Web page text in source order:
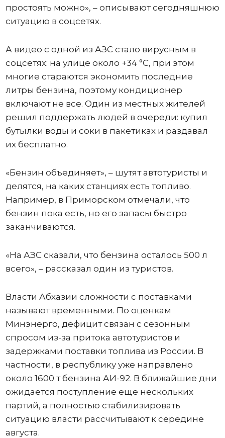
простоять можно», – описывают сегодняшнюю
ситуацию в соцсетях.
А видео с одной из АЗС стало вирусным в
соцсетях: на улице около +34 °C, при этом
многие стараются экономить последние
литры бензина, поэтому кондиционер
включают не все. Один из местных жителей
решил поддержать людей в очереди: купил
бутылки воды и соки в пакетиках и раздавал
их бесплатно.
«Бензин объединяет», – шутят автотуристы и
делятся, на каких станциях есть топливо.
Например, в Приморском отмечали, что
бензин пока есть, но его запасы быстро
заканчиваются.
«На АЗС сказали, что бензина осталось 500 л
всего», – рассказал один из туристов.
Власти Абхазии сложности с поставками
называют временными. По оценкам
Минэнерго, дефицит связан с сезонным
спросом из-за притока автотуристов и
задержками поставки топлива из России. В
частности, в республику уже направлено
около 1600 т бензина АИ-92. В ближайшие дни
ожидается поступление еще нескольких
партий, а полностью стабилизировать
ситуацию власти рассчитывают к середине
августа.